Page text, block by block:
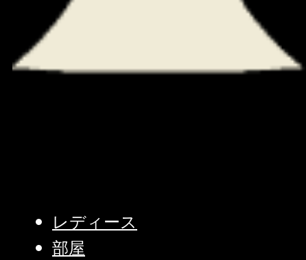
レディース
部屋